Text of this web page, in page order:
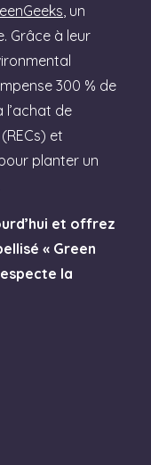
, un
Grâce à leur
300 % de
de
et
planter un
et offrez
« Green
la